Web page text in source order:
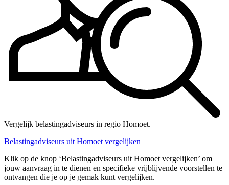
Vergelijk belastingadviseurs in regio Homoet.
Belastingadviseurs uit Homoet vergelijken
Klik op de knop ‘Belastingadviseurs uit Homoet vergelijken’ om
jouw aanvraag in te dienen en specifieke vrijblijvende voorstellen te
ontvangen die je op je gemak kunt vergelijken.